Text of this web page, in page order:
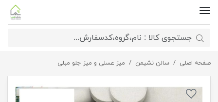
صفحه اصلی سالن نشیمن میز عسلی و میز جلو مبلیمیز جلو مبلی مینیمال با طراحی ساده